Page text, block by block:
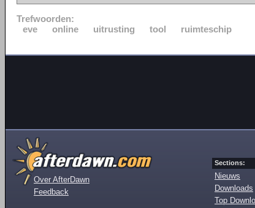
Trefwoorden:
eve
online uitrusting tool ruimteschip
Over AfterDawn
Feedback
Sections:
Nieuws
Downloads
Top